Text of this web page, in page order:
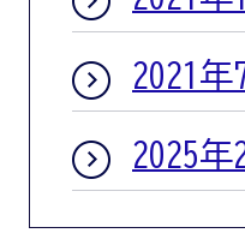
2021
2025